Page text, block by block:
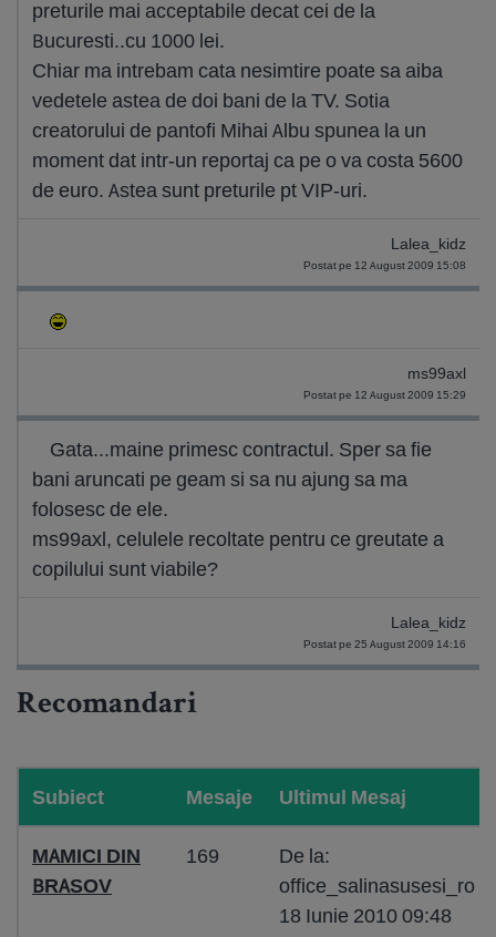
preturile mai acceptabile decat cei de la
Bucuresti..cu 1000 lei.
Chiar ma intrebam cata nesimtire poate sa aiba
vedetele astea de doi bani de la TV. Sotia
creatorului de pantofi Mihai Albu spunea la un
moment dat intr-un reportaj ca pe o va costa 5600
de euro. Astea sunt preturile pt VIP-uri.
Lalea_kidz
Postat pe 12 August 2009 15:08
ms99axl
Postat pe 12 August 2009 15:29
Gata...maine primesc contractul. Sper sa fie
bani aruncati pe geam si sa nu ajung sa ma
folosesc de ele.
ms99axl, celulele recoltate pentru ce greutate a
copilului sunt viabile?
Lalea_kidz
Postat pe 25 August 2009 14:16
Recomandari
Subiect Mesaje Ultimul Mesaj
MAMICI DIN
BRASOV
169
De la:
office_salinasusesi_ro
18 Iunie 2010 09:48